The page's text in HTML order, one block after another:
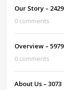
Our Story – 2429
0 comments
Overview – 5979
0 comments
About Us – 3073